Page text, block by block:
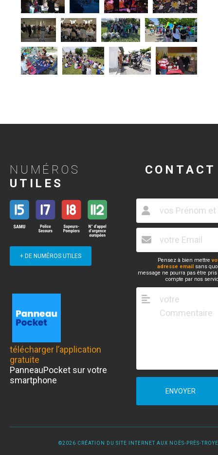
NUMÉROS
UTILES
+ DE NUMÉROS UTILES
télécharger l’application
gratuite
PanneauPocket sur votre
smartphone
CONTACT
Pensez à bien mettre
adresse email sans
message ne pourra pas être
compte par nos
ENVOYER
©2026 CRÉATION DU SITE INTERNET AUX NOËS-PRÈS-